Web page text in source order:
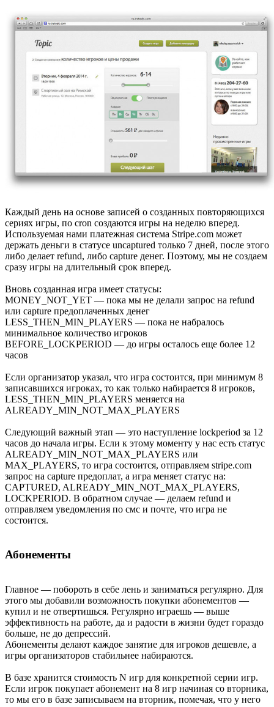
Каждый день на основе записей о созданных повторяющихся
сериях игры, по cron создаются игры на неделю вперед.
Используемая нами платежная система Stripe.com может
держать деньги в статусе uncaptured только 7 дней, после этого
либо делает refund, либо capture денег. Поэтому, мы не создаем
сразу игры на длительный срок вперед.
Вновь созданная игра имеет статусы:
MONEY_NOT_YET — пока мы не делали запрос на refund
или capture предоплаченных денег
LESS_THEN_MIN_PLAYERS — пока не набралось
минимальное количество игроков
BEFORE_LOCKPERIOD — до игры осталось еще более 12
часов
Если организатор указал, что игра состоится, при минимум 8
записавшихся игроках, то как только набирается 8 игроков,
LESS_THEN_MIN_PLAYERS меняется на
ALREADY_MIN_NOT_MAX_PLAYERS
Следующий важный этап — это наступление lockperiod за 12
часов до начала игры. Если к этому моменту у нас есть статус
ALREADY_MIN_NOT_MAX_PLAYERS или
MAX_PLAYERS, то игра состоится, отправляем stripe.com
запрос на capture предоплат, а игра меняет статус на:
CAPTURED, ALREADY_MIN_NOT_MAX_PLAYERS,
LOCKPERIOD. В обратном случае — делаем refund и
отправляем уведомления по смс и почте, что игра не
состоится.
Абонементы
Главное — побороть в себе лень и заниматься регулярно. Для
этого мы добавили возможность покупки абонементов —
купил и не отвертишься. Регулярно играешь — выше
эффективность на работе, да и радости в жизни будет гораздо
больше, не до депрессий.
Абонементы делают каждое занятие для игроков дешевле, а
игры организаторов стабильнее набираются.
В базе хранится стоимость N игр для конкретной серии игр.
Если игрок покупает абонемент на 8 игр начиная со вторника,
то мы его в базе записываем на вторник, помечая, что у него